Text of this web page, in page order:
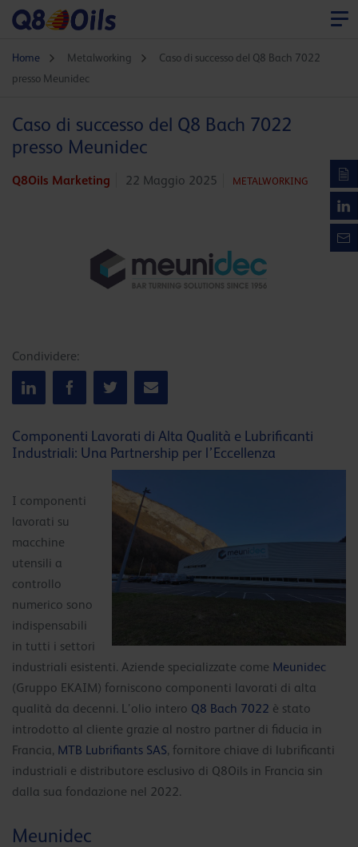
Home Metalworking
Caso di successo del Q8 Bach 7022
presso Meunidec
Caso di successo del Q8 Bach 7022
presso Meunidec
Q8Oils Marketing 22 Maggio 2025 METALWORKING
Condividere:
Componenti Lavorati di Alta Qualità e Lubrificanti
Industriali: Una Partnership per l’Eccellenza
I componenti
lavorati su
macchine
utensili a
controllo
numerico sono
indispensabili
in tutti i settori
industriali esistenti. Aziende specializzate come Meunidec
(Gruppo EKAIM) forniscono componenti lavorati di alta
qualità da decenni. L’olio intero Q8 Bach 7022 è stato
introdotto al cliente grazie al nostro partner di fiducia in
Francia, MTB Lubrifiants SAS, fornitore chiave di lubrificanti
industriali e distributore esclusivo di Q8Oils in Francia sin
dalla sua fondazione nel 2022.
Meunidec